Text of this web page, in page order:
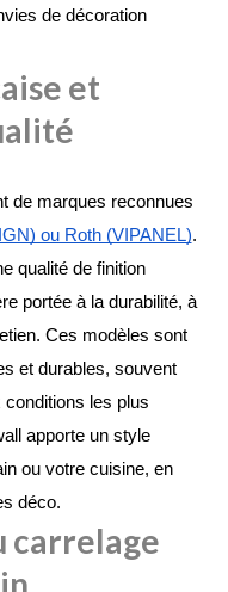
de décoration
et
de marques reconnues
ou Roth (VIPANEL).
qualité de finition
portée à la durabilité, à
Ces modèles sont
et durables, souvent
les plus
apporte un style
ou votre cuisine, en
déco.
carrelage